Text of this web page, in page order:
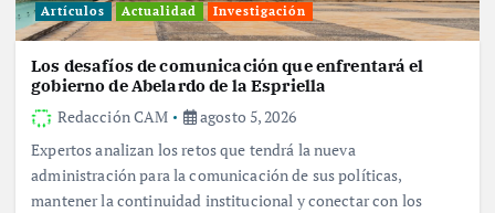
Artículos Actualidad Investigación
Los desafíos de comunicación que enfrentará el
gobierno de Abelardo de la Espriella
Redacción CAM
agosto 5, 2026
Expertos analizan los retos que tendrá la nueva
administración para la comunicación de sus políticas,
mantener la continuidad institucional y conectar con los